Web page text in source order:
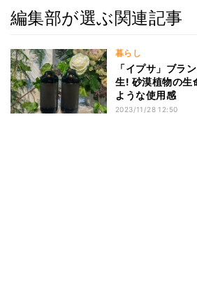
編集部が選ぶ関連記事
暮らし
「イプサ」ブラ
生! 砂漠植物の生
ような使用感
2023/11/28 12:50